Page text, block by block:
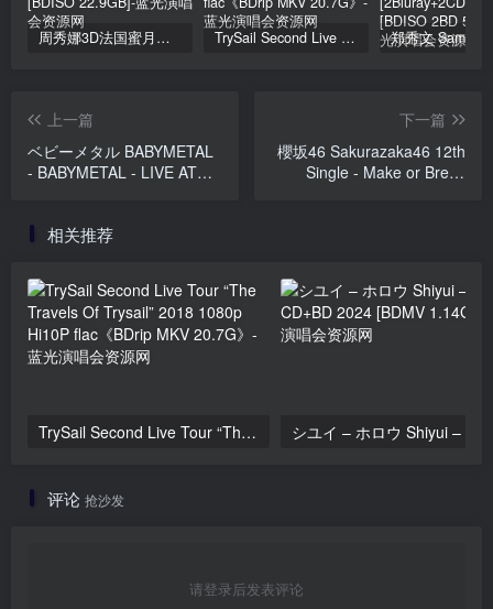
周秀娜3D法国蜜月之旅写真 2010 Eyescream Fiesta Chrissie Chau 2010 [BDISO 22.9GB] TrySail Second Live Tour “The Travels Of Trysail” 2018 1080p Hi10P flac《BDrip MKV 20.7G》
上一篇
ベビーメタル BABYMETAL
- BABYMETAL - LIVE AT
22.2GB]
下一篇
櫻坂46 Sakurazaka46 12th
Single - Make or Break
相关推荐
TrySail Second Live Tour “The Travels Of Trysail” 2018 1080p Hi10P flac《BDrip MKV 20.7G》
评论 抢沙发
请登录后发表评论